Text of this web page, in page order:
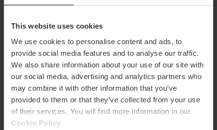
This website uses cookies
We use cookies to personalise content and ads, to
provide social media features and to analyse our traffic.
We also share information about your use of our site with
our social media, advertising and analytics partners who
may combine it with other information that you’ve
provided to them or that they’ve collected from your use
of their services. You will find more information in our
Cookie Policy
190.00€
Gourmet
Capaciteit